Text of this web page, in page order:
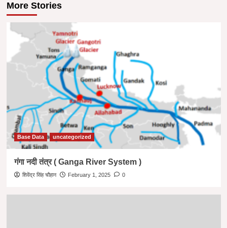
More Stories
Base Data uncategorized
गंगा नदी तंत्र ( Ganga River System )
शिवेंद्र सिंह चौहान February 1, 2025 0